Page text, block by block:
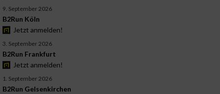
9. September 2026
B2Run Köln
Jetzt anmelden!
3. September 2026
B2Run Frankfurt
Jetzt anmelden!
1. September 2026
B2Run Gelsenkirchen